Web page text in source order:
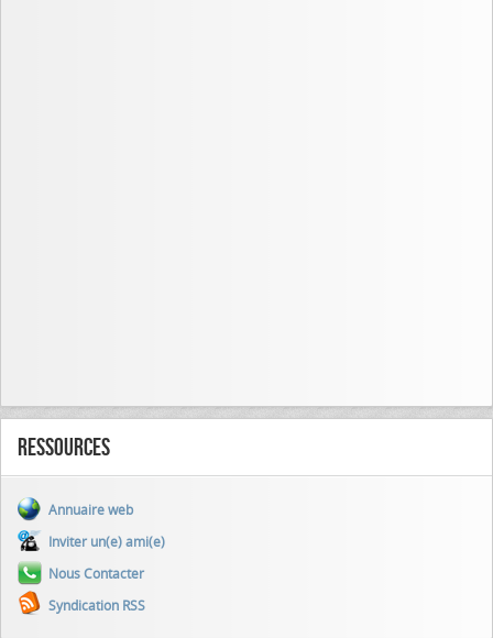
Ressources
Annuaire web
Inviter un(e) ami(e)
Nous Contacter
Syndication RSS